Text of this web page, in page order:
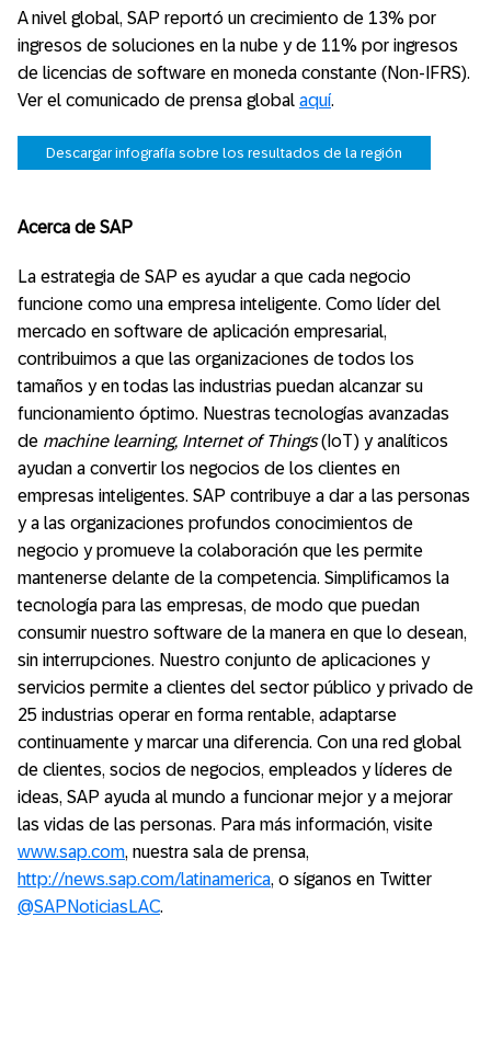
A nivel global, SAP reportó un crecimiento de 13% por
ingresos de soluciones en la nube y de 11% por ingresos
de licencias de software en moneda constante (Non-IFRS).
Ver el comunicado de prensa global aquí.
Descargar infografía sobre los resultados de la región
Acerca de SAP
La estrategia de SAP es ayudar a que cada negocio
funcione como una empresa inteligente. Como líder del
mercado en software de aplicación empresarial,
contribuimos a que las organizaciones de todos los
tamaños y en todas las industrias puedan alcanzar su
funcionamiento óptimo. Nuestras tecnologías avanzadas
de machine learning, Internet of Things(IoT) y analíticos
ayudan a convertir los negocios de los clientes en
empresas inteligentes. SAP contribuye a dar a las personas
y a las organizaciones profundos conocimientos de
negocio y promueve la colaboración que les permite
mantenerse delante de la competencia. Simplificamos la
tecnología para las empresas, de modo que puedan
consumir nuestro software de la manera en que lo desean,
sin interrupciones. Nuestro conjunto de aplicaciones y
servicios permite a clientes del sector público y privado de
25 industrias operar en forma rentable, adaptarse
continuamente y marcar una diferencia. Con una red global
de clientes, socios de negocios, empleados y líderes de
ideas, SAP ayuda al mundo a funcionar mejor y a mejorar
las vidas de las personas. Para más información, visite
www.sap.com, nuestra sala de prensa,
http://news.sap.com/latinamerica, o síganos en Twitter
@SAPNoticiasLAC.